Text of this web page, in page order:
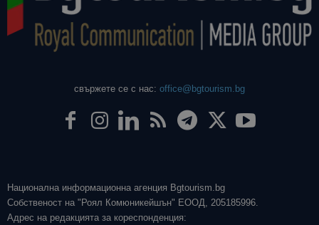
свържете се с нас: office@bgtourism.bg
Национална информационна агенция Bgtourism.bg
Собственост на "Роял Комюникейшън" ЕООД, 205185996.
Адрес на редакцията за кореспонденция: